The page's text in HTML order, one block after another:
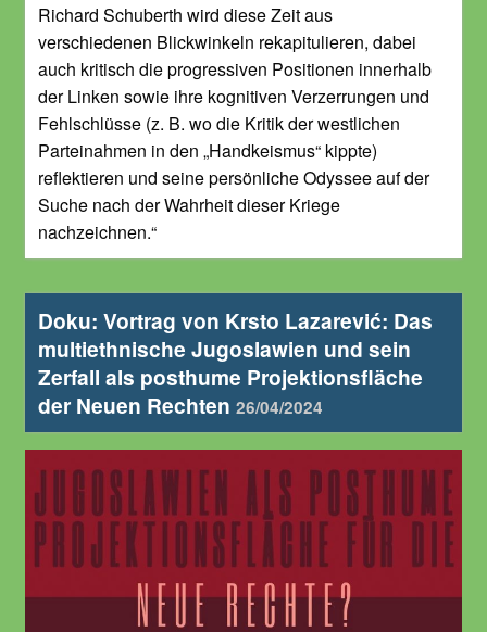
Richard Schuberth wird diese Zeit aus
verschiedenen Blickwinkeln rekapitulieren, dabei
auch kritisch die progressiven Positionen innerhalb
der Linken sowie ihre kognitiven Verzerrungen und
Fehlschlüsse (z. B. wo die Kritik der westlichen
Parteinahmen in den „Handkeismus“ kippte)
reflektieren und seine persönliche Odyssee auf der
Suche nach der Wahrheit dieser Kriege
nachzeichnen.“
Doku: Vortrag von Krsto Lazarević: Das
multiethnische Jugoslawien und sein
Zerfall als posthume Projektionsfläche
der Neuen Rechten 26/04/2024